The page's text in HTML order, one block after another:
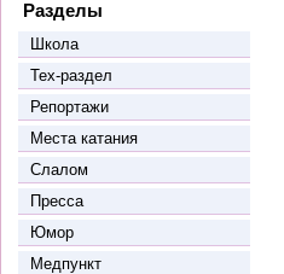
Разделы
Школа
Тех-раздел
Репортажи
Места катания
Слалом
Пресса
Юмор
Медпункт